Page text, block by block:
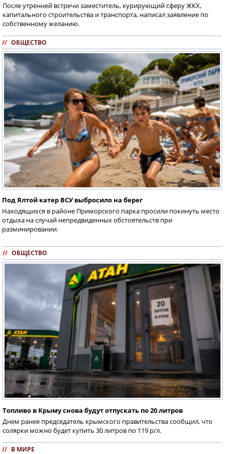
После утренней встречи заместитель, курирующий сферу ЖКХ,
капитального строительства и транспорта, написал заявление по
собственному желанию.
// ОБЩЕСТВО
Под Ялтой катер ВСУ выбросило на берег
Находящихся в районе Приморского парка просили покинуть место
отдыха на случай непредвиденных обстоятельств при
разминировании.
// ОБЩЕСТВО
Топливо в Крыму снова будут отпускать по 20 литров
Днем ранее председатель крымского правительства сообщил, что
солярки можно будет купить 30 литров по 119 р/л.
// В МИРЕ